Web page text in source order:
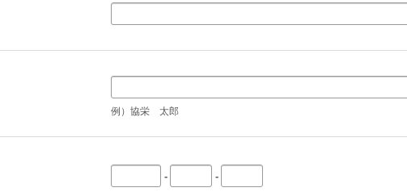
例）協栄 太郎
- -